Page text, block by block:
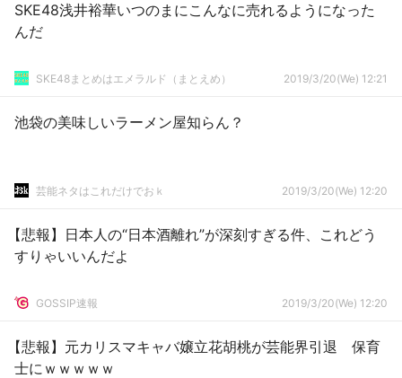
SKE48浅井裕華いつのまにこんなに売れるようになった
んだ
SKE48まとめはエメラルド（まとえめ） 2019/3/20(We) 12:21
池袋の美味しいラーメン屋知らん？
芸能ネタはこれだけでおｋ 2019/3/20(We) 12:20
【悲報】日本人の“日本酒離れ”が深刻すぎる件、これどう
すりゃいいんだよ
GOSSIP速報 2019/3/20(We) 12:20
【悲報】元カリスマキャバ嬢立花胡桃が芸能界引退 保育
士にｗｗｗｗｗ